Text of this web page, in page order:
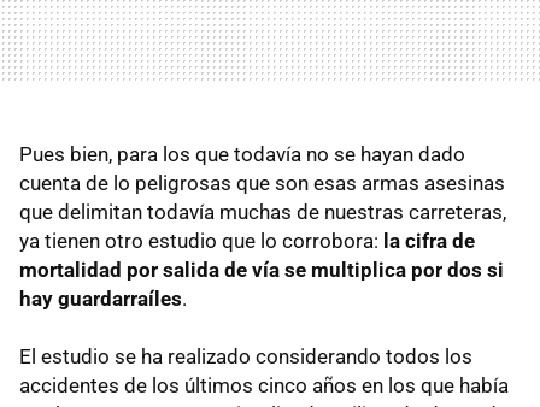
Pues bien, para los que todavía no se hayan dado
cuenta de lo peligrosas que son esas armas asesinas
que delimitan todavía muchas de nuestras carreteras,
ya tienen otro estudio que lo corrobora: la cifra de
mortalidad por salida de vía se multiplica por dos si
hay guardarraíles.
El estudio se ha realizado considerando todos los
accidentes de los últimos cinco años en los que había